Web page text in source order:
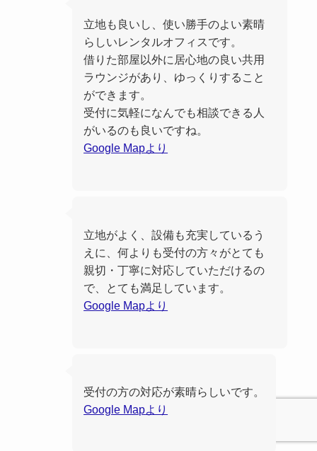
立地も良いし、使い勝手のよい素晴
らしいレンタルオフィスです。
借りた部屋以外に居心地の良い共用
ラウンジがあり、ゆっくりすること
ができます。
受付に気軽になんでも相談できる人
がいるのも良いですね。
Google Mapより
立地がよく、設備も充実しているう
えに、何よりも受付の方々がとても
親切・丁寧に対応していただけるの
で、とても満足しています。
Google Mapより
受付の方の対応が素晴らしいです。
Google Mapより